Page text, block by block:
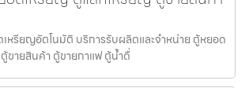
หรียญ​อัตโนมัติ บริการรับผลิตและจำหน่าย ตู้หยอด
ขายสินค้า ตู้ขายกาแฟ ตู้น้ำดื่